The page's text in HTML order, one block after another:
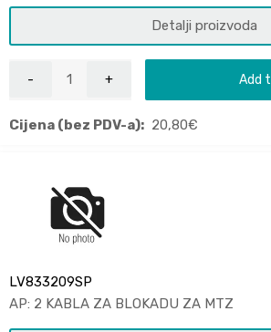
Detalji proizvoda
Add
Cijena (bez PDV-a): 20,80€
LV833209SP
AP: 2 KABLA ZA BLOKADU ZA MTZ